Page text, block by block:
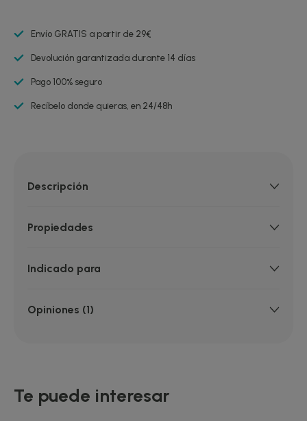
Envío GRATIS a partir de 29€
Devolución garantizada durante 14 días
Pago 100% seguro
Recíbelo donde quieras, en 24/48h
Descripción
Propiedades
Indicado para
Opiniones (1)
Te puede interesar